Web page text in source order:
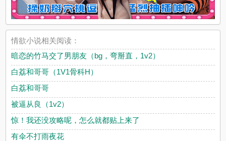
情欲小说相关阅读：
暗恋的竹马交了男朋友（bg，弯掰直，1v2）
白荔和哥哥（1V1骨科H）
白荔和哥哥
被逼从良（1v2）
惊！我还没攻略呢，怎么就都贴上来了
有伞不打雨夜花